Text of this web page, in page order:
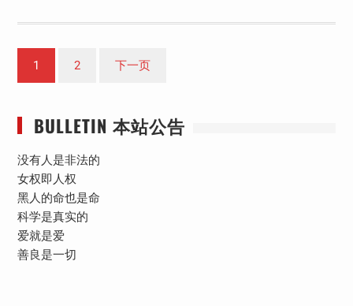
章
页
1 2 下一页
BULLETIN 本站公告
没有人是非法的
女权即人权
黑人的命也是命
科学是真实的
爱就是爱
善良是一切